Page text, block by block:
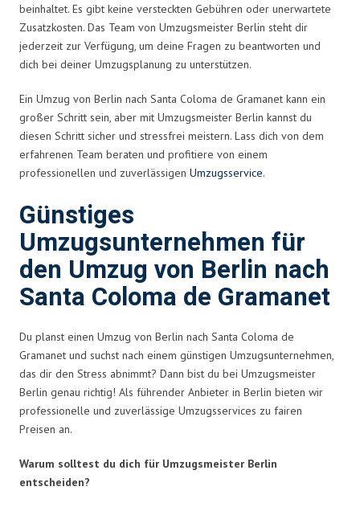
beinhaltet. Es gibt keine versteckten Gebühren oder unerwartete
Zusatzkosten. Das Team von Umzugsmeister Berlin steht dir
jederzeit zur Verfügung, um deine Fragen zu beantworten und
dich bei deiner Umzugsplanung zu unterstützen.
Ein Umzug von Berlin nach Santa Coloma de Gramanet kann ein
großer Schritt sein, aber mit Umzugsmeister Berlin kannst du
diesen Schritt sicher und stressfrei meistern. Lass dich von dem
erfahrenen Team beraten und profitiere von einem
professionellen und zuverlässigen Umzugsservice.
Günstiges
Umzugsunternehmen für
den Umzug von Berlin nach
Santa Coloma de Gramanet
Du planst einen Umzug von Berlin nach Santa Coloma de
Gramanet und suchst nach einem günstigen Umzugsunternehmen,
das dir den Stress abnimmt? Dann bist du bei Umzugsmeister
Berlin genau richtig! Als führender Anbieter in Berlin bieten wir
professionelle und zuverlässige Umzugsservices zu fairen
Preisen an.
Warum solltest du dich für Umzugsmeister Berlin
entscheiden?